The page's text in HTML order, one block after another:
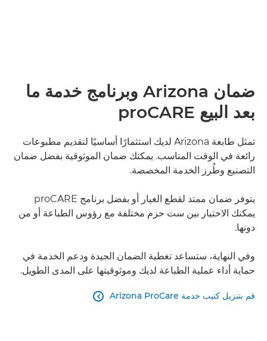
ضمان Arizona وبرنامج خدمة ما
بعد البيع proCARE
تمثل طابعة Arizona لديك استثمارًا أساسيًا لتقديم مطبوعات
رائعة في الوقت المناسب. يمكنك ضمان الموثوقية بفضل ضمان
التصنيع وطُرز الخدمة المخصصة.
يتوفر ضمان ممتد لقطع الغيار أو بفضل برنامج proCARE
يمكنك الاختيار بين ست حزم مختلفة مع رؤوس الطباعة أو من
دونها.
وفي النهاية، ستساعد تغطية الضمان الجيدة ودعم الخدمة في
حماية أداء عملية الطباعة لديك وموثوقيتها على المدى الطويل.
قم بتنزيل كتيب خدمة Arizona ProCare 